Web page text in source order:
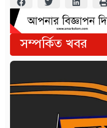
সম্পর্কিত খবর